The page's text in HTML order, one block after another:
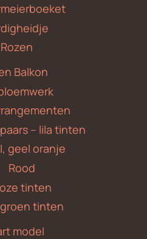
Rozen
Balkon
– lila tinten
geel oranje
Rood
tinten
tinten
model